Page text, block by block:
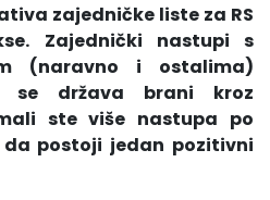
zajedničke liste za RS
Zajednički nastupi s
(naravno i ostalima)
se država brani kroz
ste više nastupa po
postoji jedan pozitivni